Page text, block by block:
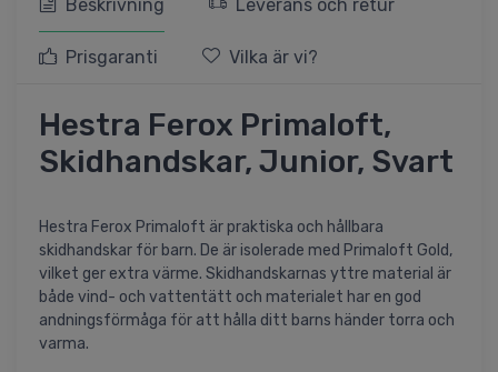
Beskrivning Leverans och retur
Prisgaranti Vilka är vi?
Hestra Ferox Primaloft,
Skidhandskar, Junior, Svart
Hestra Ferox Primaloft är praktiska och hållbara
skidhandskar för barn. De är isolerade med Primaloft Gold,
vilket ger extra värme. Skidhandskarnas yttre material är
både vind- och vattentätt och materialet har en god
andningsförmåga för att hålla ditt barns händer torra och
varma.